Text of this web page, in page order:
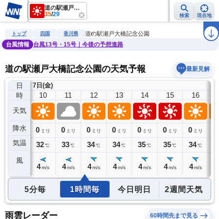
道の駅瀬戸大橋記念公園
35/29 検索 現在地
雨雲レーダー 台風情報 地震情報 警報・注意報 ラ
トップ 四国 香川県
道の駅瀬戸大橋記念公園
台風情報
台風13号・15号｜今後の予想進路
道の駅瀬戸大橋記念公園の天気予報 最新見解
日
時
天気
降水
気温
風
7日(金)
9
0ミリ
31℃
10
0 ミリ
32℃
4 m/s
11
0 ミリ
33℃
4 m/s
12
0 ミリ
34℃
4 m/s
13
0 ミリ
34℃
4 m/s
14
0 ミリ
35℃
4 m/s
15
0 ミリ
35℃
4 m/s
16
0 ミリ
34℃
4 m/s
5分毎 1時間毎 今日明日 2週間天気
雨雲レーダー 60時間先まで見る